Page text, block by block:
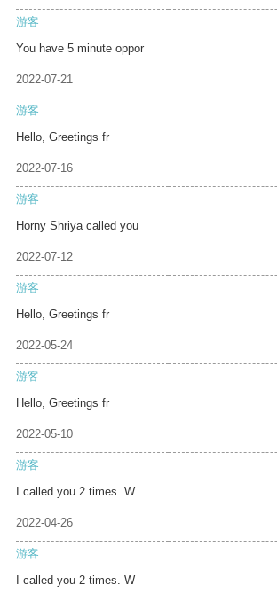
游客
You have 5 minute oppor
2022-07-21
游客
Hello, Greetings fr
2022-07-16
游客
Horny Shriya called you
2022-07-12
游客
Hello, Greetings fr
2022-05-24
游客
Hello, Greetings fr
2022-05-10
游客
I called you 2 times. W
2022-04-26
游客
I called you 2 times. W